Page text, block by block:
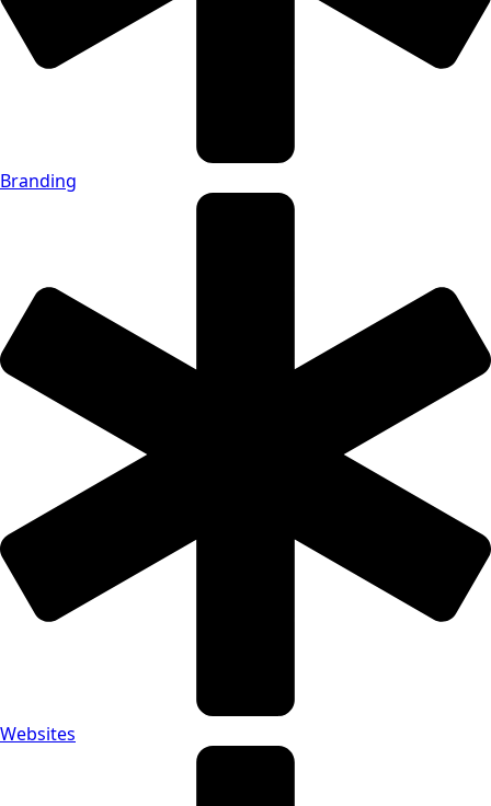
Branding
Websites